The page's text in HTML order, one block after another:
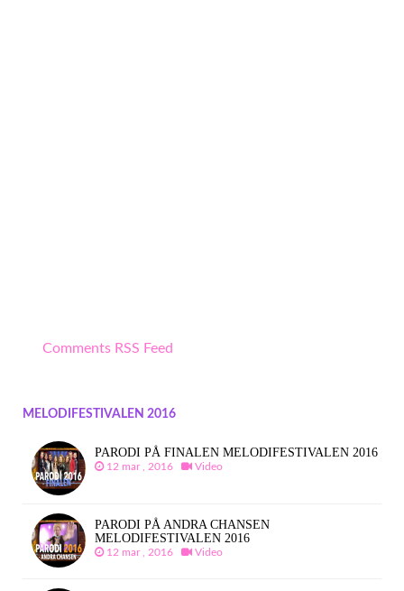
Comments RSS Feed
MELODIFESTIVALEN 2016
PARODI PÅ FINALEN MELODIFESTIVALEN 2016
12 mar , 2016 Video
PARODI PÅ ANDRA CHANSEN
MELODIFESTIVALEN 2016
12 mar , 2016 Video